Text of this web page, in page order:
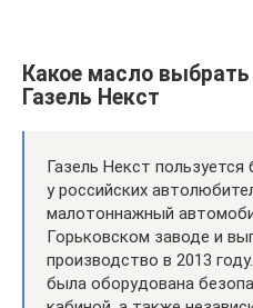
Какое масло
Газель Некст
Газель Некст
у российских
малотоннажный
Горьковском заводе и
производство в 2013
была оборудована